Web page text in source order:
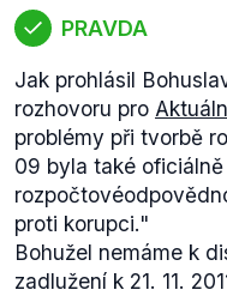
PRAVDA
Jak prohlásil
rozhovoru pro
problémy při tvorbě
09 byla také oficiálně
rozpočtové
proti korupci."
Bohužel nemáme k
zadlužení k 21. 11.